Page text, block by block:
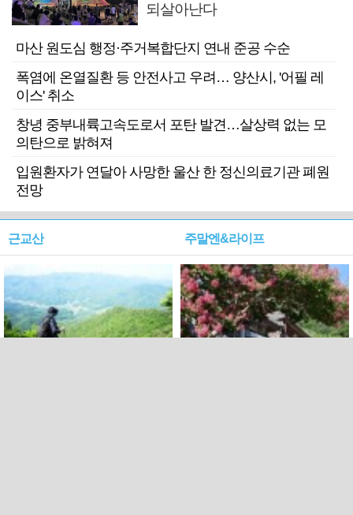
되살아난다
마산 원도심 행정·주거복합단지 연내 준공 수순
폭염에 온열질환 등 안전사고 우려… 양산시, '어필 레
이스' 취소
창녕 중부내륙고속도로서 포탄 발견…살상력 없는 모
의탄으로 밝혀져
입원환자가 연달아 사망한 울산 한 정신의료기관 폐원
전망
근교산 주말엔&라이프